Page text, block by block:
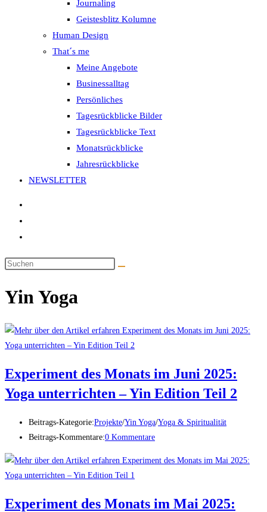
Journaling
Geistesblitz Kolumne
Human Design
That´s me
Meine Angebote
Businessalltag
Persönliches
Tagesrückblicke Bilder
Tagesrückblicke Text
Monatsrückblicke
Jahresrückblicke
NEWSLETTER
Yin Yoga
Experiment des Monats im Juni 2025:
Yoga unterrichten – Yin Edition Teil 2
Beitrags-Kategorie:Projekte/Yin Yoga/Yoga & Spiritualität
Beitrags-Kommentare:0 Kommentare
Experiment des Monats im Mai 2025: